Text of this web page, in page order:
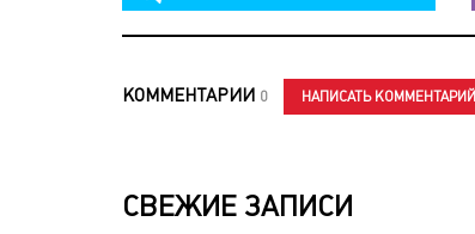
КОММЕНТАРИИ 0 НАПИСАТЬ КОММЕНТАРИЙ
СВЕЖИЕ ЗАПИСИ